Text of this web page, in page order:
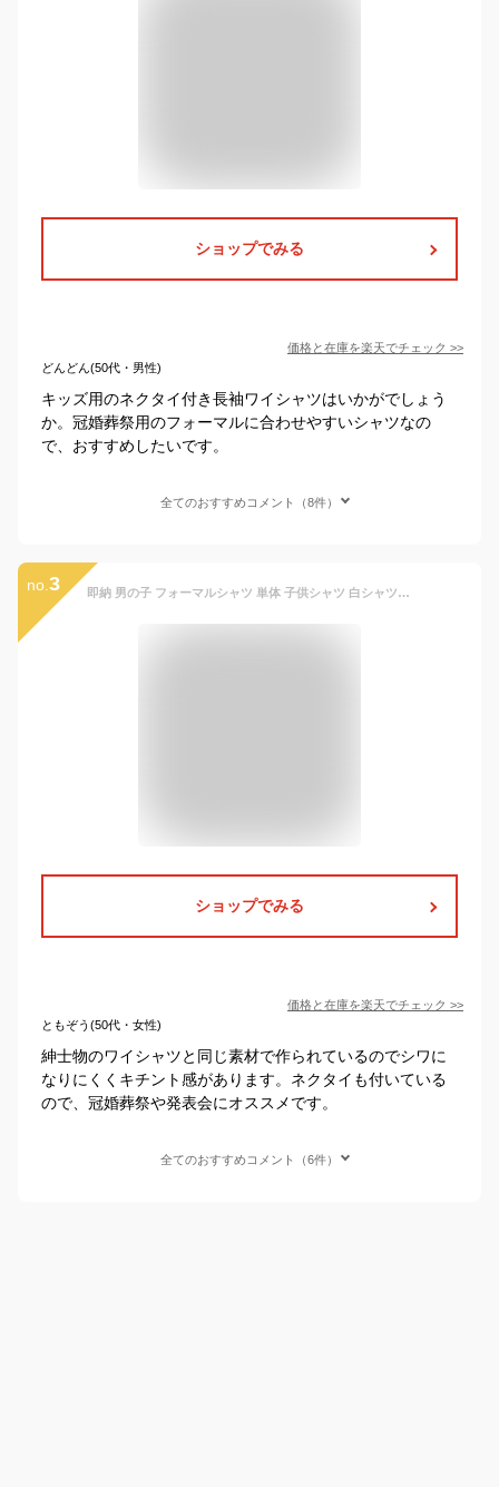
ショップでみる
価格と在庫を楽天でチェック >>
どんどん(50代・男性)
キッズ用のネクタイ付き長袖ワイシャツはいかがでしょう
か。冠婚葬祭用のフォーマルに合わせやすいシャツなの
で、おすすめしたいです。
全てのおすすめコメント（8件）
no. 3 即納 男の子 フォーマルシャツ 単体 子供シャツ 白シャツ 長袖 フォーマル 子供服 シャツ ワイシャツ 供発表会入学式 男の子服 キッズ ジュニア 紳士服 七五三 入学式 誕生日 入園式 ホワイト ブルー ブラック ネクタイ付きなし 90 100 110 120 130 140 150 160 170cm
ショップでみる
価格と在庫を楽天でチェック >>
ともぞう(50代・女性)
紳士物のワイシャツと同じ素材で作られているのでシワに
なりにくくキチント感があります。ネクタイも付いている
ので、冠婚葬祭や発表会にオススメです。
全てのおすすめコメント（6件）